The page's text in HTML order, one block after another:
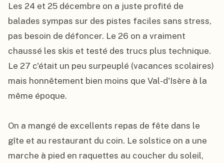
Les 24 et 25 décembre on a juste profité de
balades sympas sur des pistes faciles sans stress,
pas besoin de défoncer. Le 26 on a vraiment
chaussé les skis et testé des trucs plus technique.
Le 27 c'était un peu surpeuplé (vacances scolaires)
mais honnêtement bien moins que Val-d'Isère à la
même époque.
On a mangé de excellents repas de fête dans le
gîte et au restaurant du coin. Le solstice on a une
marche à pied en raquettes au coucher du soleil,